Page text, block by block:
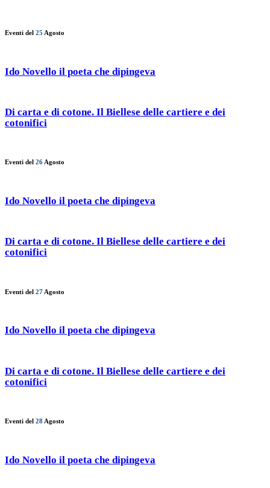
Eventi del 25 Agosto
Ido Novello il poeta che dipingeva
Di carta e di cotone. Il Biellese delle cartiere e dei
cotonifici
Eventi del 26 Agosto
Ido Novello il poeta che dipingeva
Di carta e di cotone. Il Biellese delle cartiere e dei
cotonifici
Eventi del 27 Agosto
Ido Novello il poeta che dipingeva
Di carta e di cotone. Il Biellese delle cartiere e dei
cotonifici
Eventi del 28 Agosto
Ido Novello il poeta che dipingeva